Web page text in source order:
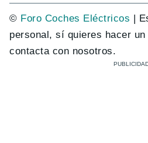
© Foro Coches Eléctricos |
personal, sí quieres hacer
contacta con nosotros.